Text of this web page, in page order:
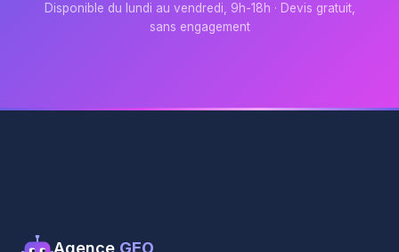
Disponible du lundi au vendredi, 9h-18h · Devis gratuit,
sans engagement
Agence GEO